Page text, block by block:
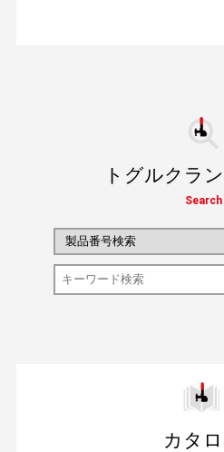
トグルクラ
Search
カタ